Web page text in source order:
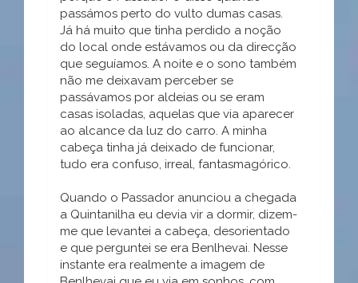
passámos perto do vulto dumas casas.
Já há muito que tinha perdido a noção
do local onde estávamos ou da direcção
que seguíamos. A noite e o sono também
não me deixavam perceber se
passávamos por aldeias ou se eram
casas isoladas, aquelas que via aparecer
ao alcance da luz do carro. A minha
cabeça tinha já deixado de funcionar,
tudo era confuso, irreal, fantasmagórico.
Quando o Passador anunciou a chegada
a Quintanilha eu devia vir a dormir, dizem-
me que levantei a cabeça, desorientado
e que perguntei se era Benlhevai. Nesse
instante era realmente a imagem de